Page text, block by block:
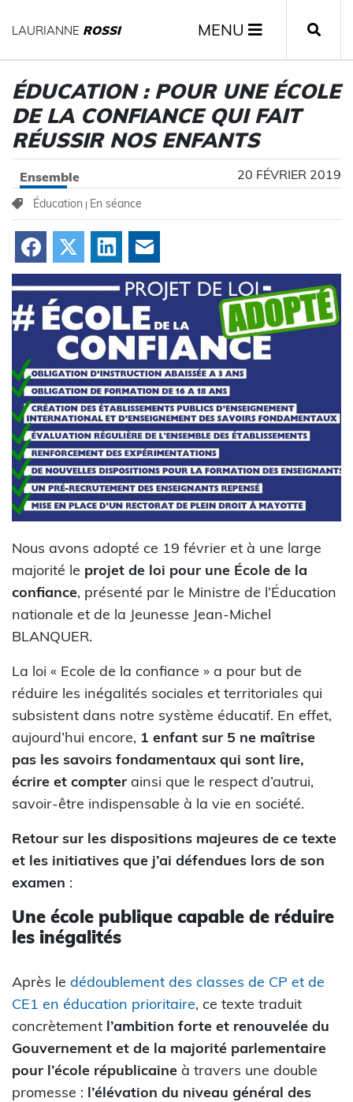
LAURIANNE ROSSI MENU
ÉDUCATION : POUR UNE ÉCOLE
DE LA CONFIANCE QUI FAIT
RÉUSSIR NOS ENFANTS
Ensemble 20 FÉVRIER 2019
Éducation | En séance
Facebook LinkedIn
Nous avons adopté ce 19 février et à une large
majorité le projet de loi pour une École de la
confiance, présenté par le Ministre de l’Éducation
nationale et de la Jeunesse Jean-Michel
BLANQUER.
La loi « Ecole de la confiance » a pour but de
réduire les inégalités sociales et territoriales qui
subsistent dans notre système éducatif. En effet,
aujourd’hui encore, 1 enfant sur 5 ne maîtrise
pas les savoirs fondamentaux qui sont lire,
écrire et compter ainsi que le respect d’autrui,
savoir-être indispensable à la vie en société.
Retour sur les dispositions majeures de ce texte
et les initiatives que j’ai défendues lors de son
examen :
Une école publique capable de réduire
les inégalités
Après le dédoublement des classes de CP et de
CE1 en éducation prioritaire, ce texte traduit
concrètement l’ambition forte et renouvelée du
Gouvernement et de la majorité parlementaire
pour l’école républicaine à travers une double
promesse : l’élévation du niveau général des